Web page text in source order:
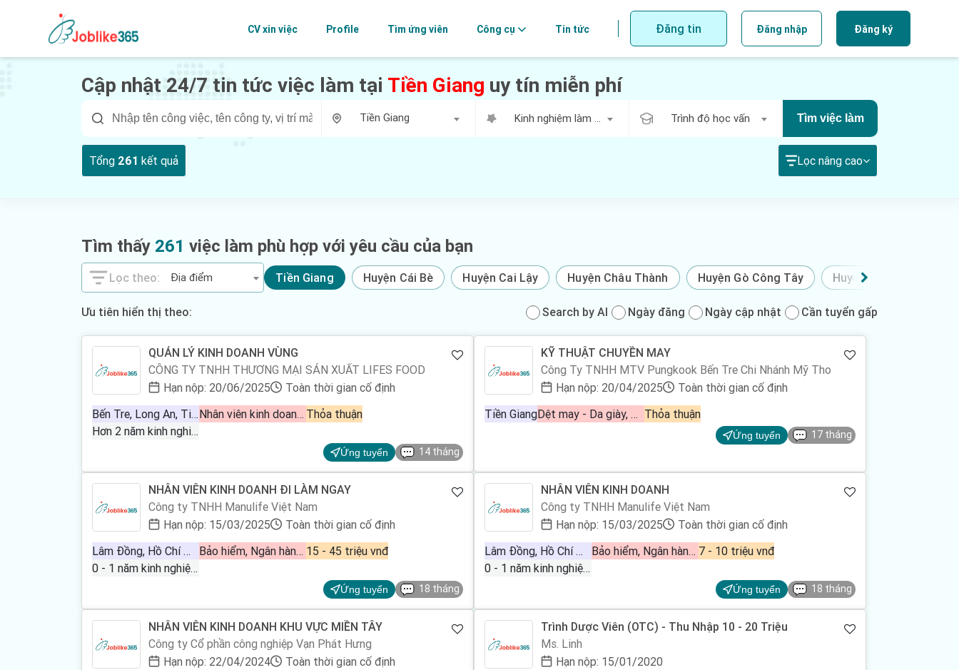
CV xin việc Profile Tìm ứng viên Công cụ Tin tức Đăng tin Đăng nhập Đăng ký
Cập nhật 24/7 tin tức việc làm tại Tiền Giang uy tín miễn phí
Tiền Giang Kinh nghiệm làm việc Trình độ học vấn Tìm việc làm
Tổng 261 kết quả Lọc nâng cao
Tìm thấy 261 việc làm phù hợp với yêu cầu của bạn
Địa điểm Tiền Giang Huyện Cái Bè Huyện Cai Lậy Huyện Châu Thành Huyện Gò Công Tây Huyện Gò Công Đông
Ưu tiên hiển thị theo: Search by AI Ngày đăng Ngày cập nhật Cần tuyển gấp
QUẢN LÝ KINH DOANH VÙNG
CÔNG TY TNHH THƯƠNG MẠI SẢN XUẤT LIFES FOOD
Hạn nộp: 20/06/2025
Toàn thời gian cố định
Bến Tre, Long An, Tiền Giang, Vĩnh Long
Nhân viên kinh doanh bán hàng, Quản lý điều hành, Quản trị kinh doanh Thỏa thuận
Hơn 2 năm kinh nghiệm
Ứng tuyển 14 tháng
KỸ THUẬT CHUYỀN MAY
Công Ty TNHH MTV Pungkook Bến Tre Chi Nhánh Mỹ Tho
Hạn nộp: 20/04/2025
Toàn thời gian cố định
Tiền Giang
Dệt may - Da giày, Bán hàng kỹ thuật Thỏa thuận
Ứng tuyển 17 tháng
NHÂN VIÊN KINH DOANH ĐI LÀM NGAY
Công ty TNHH Manulife Việt Nam
Hạn nộp: 15/03/2025
Toàn thời gian cố định
Lâm Đồng, Hồ Chí Minh, Bình Dương, Kiên Giang, Tiền Giang
Bảo hiểm, Ngân hàng - Vàng - Chứng khoán - Đầu tư, Ngân hàng - Tài chính 15 - 45 triệu vnđ
0 - 1 năm kinh nghiệm
Ứng tuyển 18 tháng
NHÂN VIÊN KINH DOANH
Công ty TNHH Manulife Việt Nam
Hạn nộp: 15/03/2025
Toàn thời gian cố định
Lâm Đồng, Hồ Chí Minh, Bình Dương, Kiên Giang, Tiền Giang
Bảo hiểm, Ngân hàng - Vàng - Chứng khoán - Đầu tư, Ngân hàng - Tài chính 7 - 10 triệu vnđ
0 - 1 năm kinh nghiệm
Ứng tuyển 18 tháng
NHÂN VIÊN KINH DOANH KHU VỰC MIỀN TÂY
Công ty Cổ phần công nghiệp Vạn Phát Hưng
Hạn nộp: 22/04/2024
Toàn thời gian cố định
Trình Dược Viên (OTC) - Thu Nhập 10 - 20 Triệu
Ms. Linh
Hạn nộp: 15/01/2020